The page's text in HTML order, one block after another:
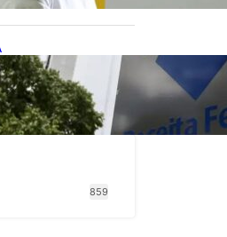
novo
da reforma
amplia prazo para
Nacional
859